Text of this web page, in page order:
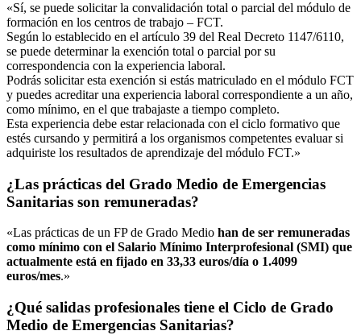
«Sí, se puede solicitar la convalidación total o parcial del módulo de
formación en los centros de trabajo – FCT.
Según lo establecido en el artículo 39 del Real Decreto 1147/6110,
se puede determinar la exención total o parcial por su
correspondencia con la experiencia laboral.
Podrás solicitar esta exención si estás matriculado en el módulo FCT
y puedes acreditar una experiencia laboral correspondiente a un año,
como mínimo, en el que trabajaste a tiempo completo.
Esta experiencia debe estar relacionada con el ciclo formativo que
estés cursando y permitirá a los organismos competentes evaluar si
adquiriste los resultados de aprendizaje del módulo FCT.»
¿Las prácticas del Grado Medio de Emergencias
Sanitarias son remuneradas?
«Las prácticas de un FP de Grado Medio han de ser remuneradas
como mínimo con el Salario Mínimo Interprofesional (SMI) que
actualmente está en fijado en 33,33 euros/día o 1.4099
euros/mes.»
¿Qué salidas profesionales tiene el Ciclo de Grado
Medio de Emergencias Sanitarias?